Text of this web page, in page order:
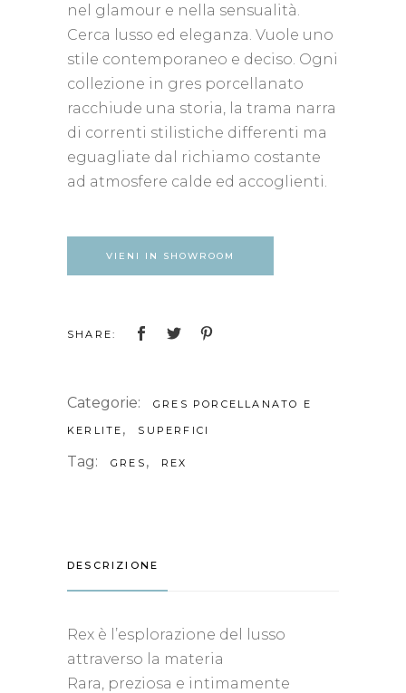
nel glamour e nella sensualità.
Cerca lusso ed eleganza. Vuole uno
stile contemporaneo e deciso. Ogni
collezione in gres porcellanato
racchiude una storia, la trama narra
di correnti stilistiche differenti ma
eguagliate dal richiamo costante
ad atmosfere calde ed accoglienti.
VIENI IN SHOWROOM
SHARE:
Categorie: GRES PORCELLANATO E
KERLITE , SUPERFICI
Tag: GRES , REX
DESCRIZIONE
Rex è l’esplorazione del lusso
attraverso la materia
Rara, preziosa e intimamente